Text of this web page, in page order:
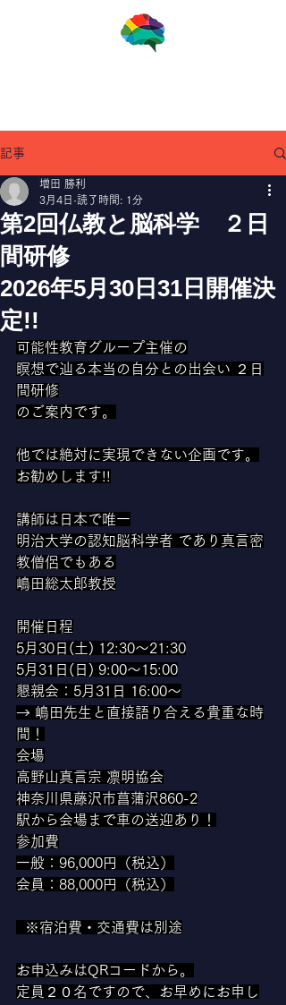
記事
第2回仏教と脳科学 ２日
間研修
2026年5月30日31日開催決
定!!
増田 勝利
3月4日 読了時間: 1分
可能性教育グループ主催の
瞑想で辿る本当の自分との出会い ２日
間研修
のご案内です。
他では絶対に実現できない企画です。
お勧めします!!
講師は日本で唯一
明治大学の認知脳科学者 であり真言密
教僧侶でもある
嶋田総太郎教授
開催日程
5月30日(土) 12:30〜21:30
5月31日(日) 9:00〜15:00
懇親会：5月31日 16:00〜
→ 嶋田先生と直接語り合える貴重な時
間！
会場
高野山真言宗 凛明協会
神奈川県藤沢市菖蒲沢860-2
駅から会場まで車の送迎あり！
参加費
一般：96,000円（税込）
会員：88,000円（税込）
  ※宿泊費・交通費は別途
お申込みはQRコードから。
定員２０名ですので、お早めにお申し